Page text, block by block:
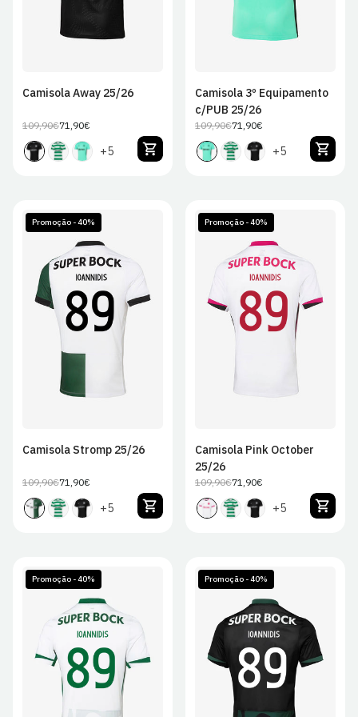
Camisola Away 25/26
Preço
regular
109,90€Preço
de
venda
71,90€
+5
Camisola 3º Equipamento
c/PUB 25/26
Preço
regular
109,90€Preço
de
venda
71,90€
+5
Promoção - 40%
S M L XL
2XL
Camisola Stromp 25/26
Preço
regular
109,90€Preço
de
venda
71,90€
+5
Promoção - 40%
M L XL
2XL
Camisola Pink October
25/26
Preço
regular
109,90€Preço
de
venda
71,90€
+5
Promoção - 40%
S M L XL
2XL
Promoção - 40%
M L XL
2XL